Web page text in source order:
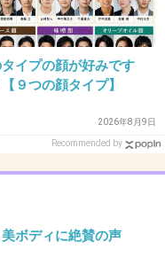
-7
ッキーと長澤まさ
タイプの顔が好みです
９つの顔タイプ】
2026年8月9日
Recommended by
ボディに絶賛の声